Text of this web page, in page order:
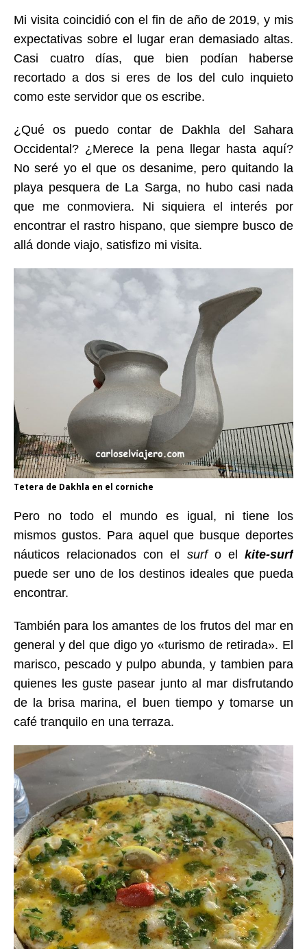
Mi visita coincidió con el fin de año de 2019, y mis
expectativas sobre el lugar eran demasiado altas.
Casi cuatro días, que bien podían haberse
recortado a dos si eres de los del culo inquieto
como este servidor que os escribe.
¿Qué os puedo contar de Dakhla del Sahara
Occidental? ¿Merece la pena llegar hasta aquí?
No seré yo el que os desanime, pero quitando la
playa pesquera de La Sarga, no hubo casi nada
que me conmoviera. Ni siquiera el interés por
encontrar el rastro hispano, que siempre busco de
allá donde viajo, satisfizo mi visita.
Tetera de Dakhla en el corniche
Pero no todo el mundo es igual, ni tiene los
mismos gustos. Para aquel que busque deportes
náuticos relacionados con el surfo elkite-surf
puede ser uno de los destinos ideales que pueda
encontrar.
También para los amantes de los frutos del mar en
general y del que digo yo «turismo de retirada». El
marisco, pescado y pulpo abunda, y tambien para
quienes les guste pasear junto al mar disfrutando
de la brisa marina, el buen tiempo y tomarse un
café tranquilo en una terraza.